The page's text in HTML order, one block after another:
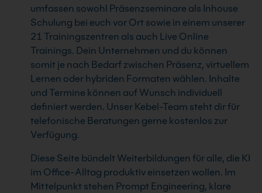
umfassen sowohl Präsenzseminare als Inhouse
Schulung bei euch vor Ort sowie in einem unserer
21 Trainingszentren als auch Live Online
Trainings. Dein Unternehmen und du können
somit je nach Bedarf zwischen Präsenz, virtuellem
Lernen oder hybriden Formaten wählen. Inhalte
und Termine können auf Wunsch individuell
definiert werden. Unser Kebel-Team steht dir für
telefonische Beratungen gerne kostenlos zur
Verfügung.
Diese Seite bündelt Weiterbildungen für alle, die KI
im Office-Alltag produktiv einsetzen wollen. Im
Mittelpunkt stehen Prompt Engineering, klare